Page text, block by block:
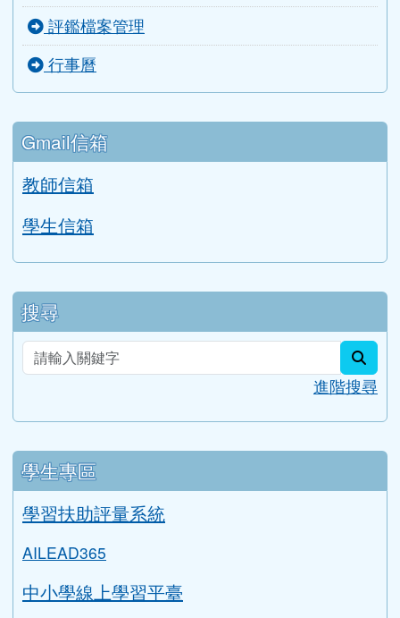
評鑑檔案管理
行事曆
Gmail信箱
教師信箱
學生信箱
搜尋
進階搜尋
學生專區
學習扶助評量系統
AILEAD365
中小學線上學習平臺